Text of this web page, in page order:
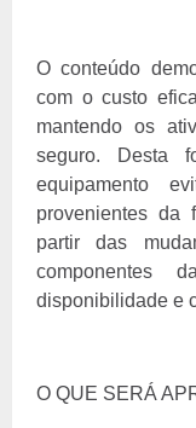
O conteúdo
com o custo
mantendo os
seguro. Desta
equipamento
provenientes da
partir das
componentes
disponibilidade e
O QUE SERÁ